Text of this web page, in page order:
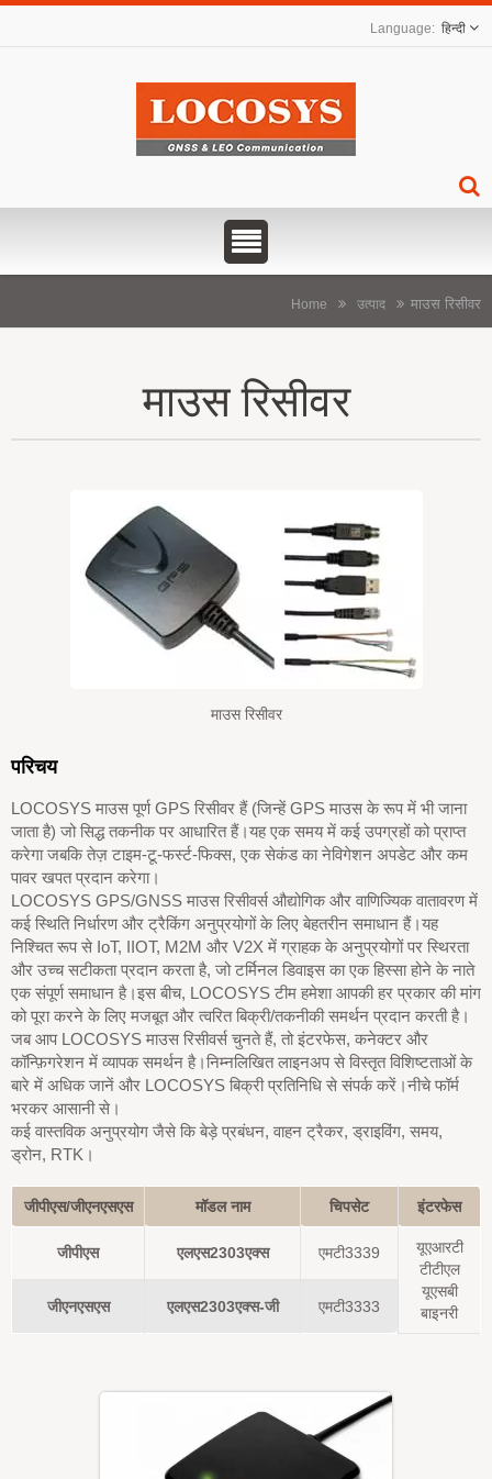
हिन्दी
Home उत्पाद माउस रिसीवर
माउस रिसीवर
माउस रिसीवर
परिचय
LOCOSYS माउस पूर्ण GPS रिसीवर हैं (जिन्हें GPS माउस के रूप में भी जाना
जाता है) जो सिद्ध तकनीक पर आधारित हैं।यह एक समय में कई उपग्रहों को प्राप्त
करेगा जबकि तेज़ टाइम-टू-फर्स्ट-फिक्स, एक सेकंड का नेविगेशन अपडेट और कम
पावर खपत प्रदान करेगा।
LOCOSYS GPS/GNSS माउस रिसीवर्स औद्योगिक और वाणिज्यिक वातावरण में
कई स्थिति निर्धारण और ट्रैकिंग अनुप्रयोगों के लिए बेहतरीन समाधान हैं।यह
निश्चित रूप से IoT, IIOT, M2M और V2X में ग्राहक के अनुप्रयोगों पर स्थिरता
और उच्च सटीकता प्रदान करता है, जो टर्मिनल डिवाइस का एक हिस्सा होने के नाते
एक संपूर्ण समाधान है।इस बीच, LOCOSYS टीम हमेशा आपकी हर प्रकार की मांग
को पूरा करने के लिए मजबूत और त्वरित बिक्री/तकनीकी समर्थन प्रदान करती है।
जब आप LOCOSYS माउस रिसीवर्स चुनते हैं, तो इंटरफेस, कनेक्टर और
कॉन्फ़िगरेशन में व्यापक समर्थन है।निम्नलिखित लाइनअप से विस्तृत विशिष्टताओं के
बारे में अधिक जानें और LOCOSYS बिक्री प्रतिनिधि से संपर्क करें।नीचे फॉर्म
भरकर आसानी से।
कई वास्तविक अनुप्रयोग जैसे कि बेड़े प्रबंधन, वाहन ट्रैकर, ड्राइविंग, समय,
ड्रोन, RTK।
जीपीएस/जीएनएसएस मॉडल नाम चिपसेट इंटरफेस
जीपीएस एलएस2303एक्स एमटी3339
यूएआरटी
टीटीएल
यूएसबी
बाइनरी
जीएनएसएस एलएस2303एक्स-जी एमटी3333